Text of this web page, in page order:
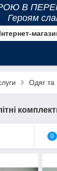
В
Героям
Одяг та
0